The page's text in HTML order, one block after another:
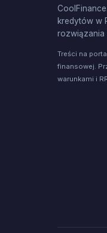
kredytów w
rozwiązania
Treści na
finansowej.
warunkami i